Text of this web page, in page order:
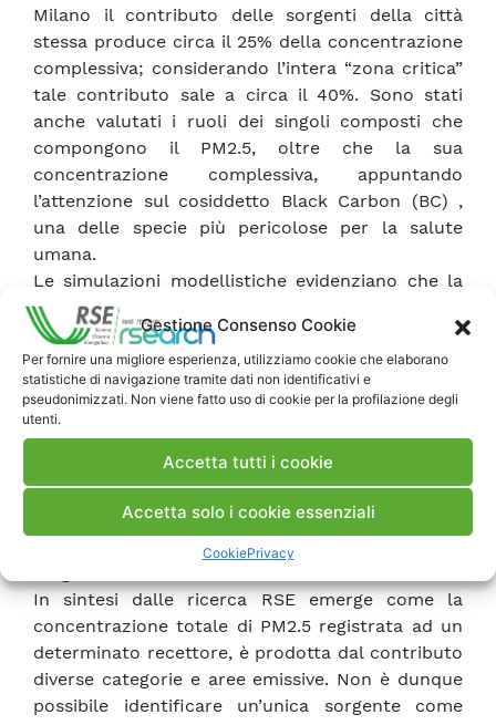
Gestione Consenso Cookie
Per fornire una migliore esperienza, utilizziamo cookie che elaborano
statistiche di navigazione tramite dati non identificativi e
pseudonimizzati. Non viene fatto uso di cookie per la profilazione degli
utenti.
Accetta tutti i cookie
Accetta solo i cookie essenziali
CookiePrivacy
Milano il contributo delle sorgenti della città
stessa produce circa il 25% della concentrazione
complessiva; considerando l’intera “zona critica”
tale contributo sale a circa il 40%. Sono stati
anche valutati i ruoli dei singoli composti che
compongono il PM2.5, oltre che la sua
concentrazione complessiva, appuntando
l’attenzione sul cosiddetto Black Carbon (BC) ,
una delle specie più pericolose per la salute
umana.
Le simulazioni modellistiche evidenziano che la
sorgente “città di Milano” contribuisce per quasi
il 50% circa della concentrazione complessiva di
BC registrata in città ed il solo settore trasporti vi
concorre per un quarto. Queste percentuali
salgono ulteriormente se si considera l’area
critica nel suo complesso. Il risultato ottenuto si
spiega facilmente considerando che il BC, a
differenza del PM2.5 complessivo, è di natura
esclusivamente primaria e -come tale- è
maggiormente influenzato dal contributo delle
In sintesi dalle ricerca RSE emerge come la
concentrazione totale di PM2.5 registrata ad un
determinato recettore, è prodotta dal contributo
diverse categorie e aree emissive. Non è dunque
possibile identificare un’unica sorgente come